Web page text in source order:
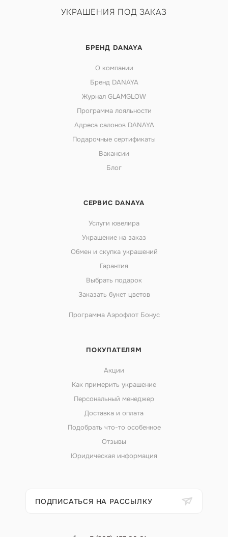
УКРАШЕНИЯ ПОД ЗАКАЗ
БРЕНД DANAYA
О компании
Бренд DANAYA
Журнал GLAMGLOW
Программа лояльности
Адреса салонов DANAYA
Подарочные сертификаты
Вакансии
Блог
СЕРВИС DANAYA
Услуги ювелира
Украшение на заказ
Обмен и скупка украшений
Гарантия
Выбрать подарок
Заказать букет цветов
Программа Аэрофлот Бонус
ПОКУПАТЕЛЯМ
Акции
Как примерить украшение
Персональный менеджер
Доставка и оплата
Подобрать что-то особенное
Отзывы
Юридическая информация
ПОДПИСАТЬСЯ НА РАССЫЛКУ